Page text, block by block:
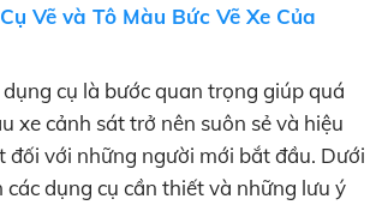
Vẽ và Tô Màu Bức Vẽ Xe Của
cụ là bước quan trọng giúp quá
xe cảnh sát trở nên suôn sẻ và hiệu
đối với những người mới bắt đầu. Dưới
các dụng cụ cần thiết và những lưu ý